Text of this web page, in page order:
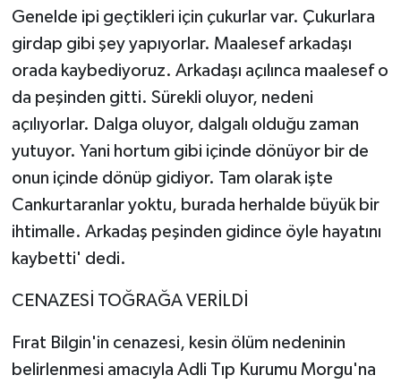
Genelde ipi geçtikleri için çukurlar var. Çukurlara
girdap gibi şey yapıyorlar. Maalesef arkadaşı
orada kaybediyoruz. Arkadaşı açılınca maalesef o
da peşinden gitti. Sürekli oluyor, nedeni
açılıyorlar. Dalga oluyor, dalgalı olduğu zaman
yutuyor. Yani hortum gibi içinde dönüyor bir de
onun içinde dönüp gidiyor. Tam olarak işte
Cankurtaranlar yoktu, burada herhalde büyük bir
ihtimalle. Arkadaş peşinden gidince öyle hayatını
kaybetti' dedi.
CENAZESİ TOĞRAĞA VERİLDİ
Fırat Bilgin'in cenazesi, kesin ölüm nedeninin
belirlenmesi amacıyla Adli Tıp Kurumu Morgu'na